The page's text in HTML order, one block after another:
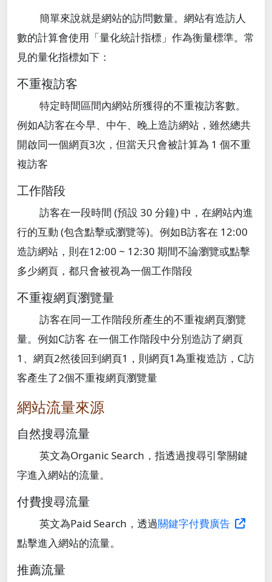
簡單來說就是網站的訪問數量。網站有造訪人
數的計算會使用「量化統計指標」作為衡量標準。常
見的量化指標如下：
不重複訪客
特定時間區間內網站所獲得的不重複訪客數。
例如A訪客在今早、中午、晚上造訪網站，雖然總共
開啟同一個網頁3次，但當天只會被計算為 1 個不重
複訪客
工作階段
訪客在一段時間 (預設 30 分鐘) 中，在網站內進
行的互動 (包含點擊或瀏覽等)。例如B訪客在 12:00
造訪網站，則在12:00 ~ 12:30 期間不論瀏覽或點擊
多少網頁，都只會被視為一個工作階段
不重複網頁瀏覽量
訪客在同一工作階段所產生的不重複網頁瀏覽
量。例如C訪客 在一個工作階段中分別造訪了網頁
1、網頁2然後回到網頁1，則網頁1為重複造訪，C訪
客產生了2個不重複網頁瀏覽量
網站流量來源
自然搜尋流量
英文為Organic Search ，指透過搜尋引擎關鍵
字進入網站的流量。
付費搜尋流量
英文為Paid Search ，透過關鍵字付費廣告
點擊進入網站的流量。
推薦流量